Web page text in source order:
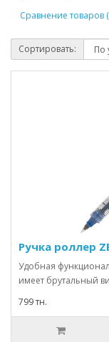
Сравнение товаров
Сортировать:
Ручка роллер
Удобная
имеет брутальный
799 тн.